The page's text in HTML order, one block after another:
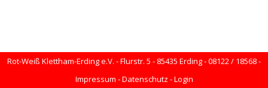
Rot-Weiß Klettham-Erding e.V. - Flurstr. 5 - 85435 Erding - 08122 / 18568 -
Impressum -Datenschutz -Login